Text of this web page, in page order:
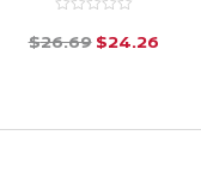
$26.69 El
era:
$24.26El
es: